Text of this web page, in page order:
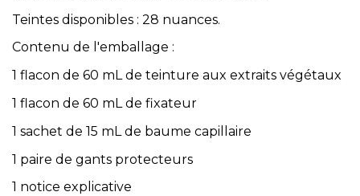
Teintes disponibles : 28 nuances.
Contenu de l'emballage :
1 flacon de 60 mL de teinture aux extraits végétaux
1 flacon de 60 mL de fixateur
1 sachet de 15 mL de baume capillaire
1 paire de gants protecteurs
1 notice explicative